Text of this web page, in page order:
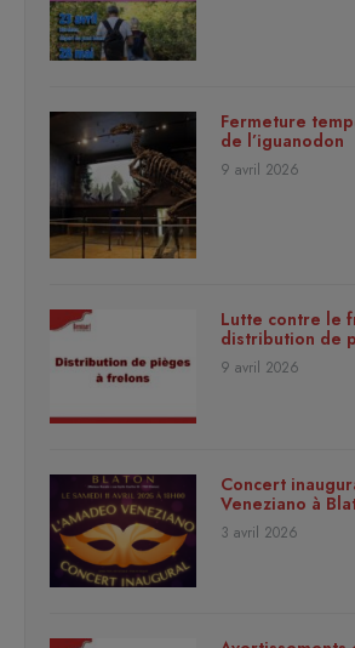
Fermeture
de l’iguanodon
9 avril 2026
Lutte contre le
distribution de
9 avril 2026
Concert
Veneziano à
3 avril 2026